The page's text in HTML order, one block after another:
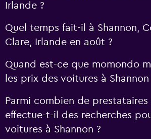
Irlande ?
Quel temps fait-il à Shannon,
Clare, Irlande en août ?
Quand est-ce que momondo
les prix des voitures à Shannon
Parmi combien de
effectue-t-il des recherches
voitures à Shannon ?